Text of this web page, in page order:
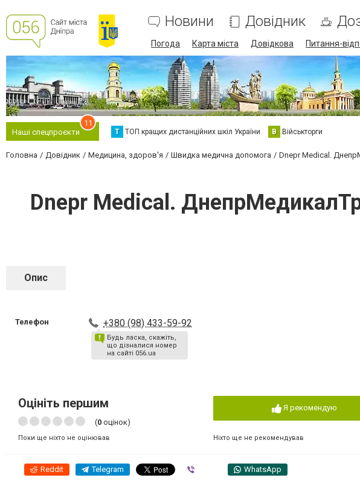
Новини Довідник
Погода Карта міста Довідкова Питання-
Наші спецпроєкти
11
Т ТОП кращих дистанційних шкіл України В Військторги
Головна Довідник Медицина, здоров'я Швидка медична допомога Dnepr Medical.
Dnepr Medical.
Опис
Телефон +380 (98) 433-59-92
Будь ласка, скажіть,
що дізналися номер
на сайті 056.ua
Оцініть першим
(0 оцінок)
Поки ще ніхто не оцінював
Я рекомендую
Ніхто ще не рекомендував
Reddit Telegram WhatsApp